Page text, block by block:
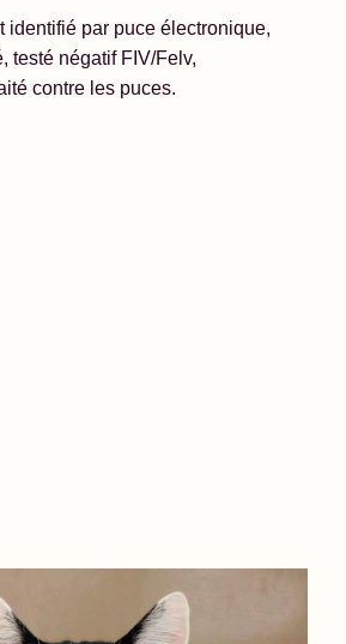
identifié par puce électronique,
testé négatif FIV/Felv,
contre les puces.